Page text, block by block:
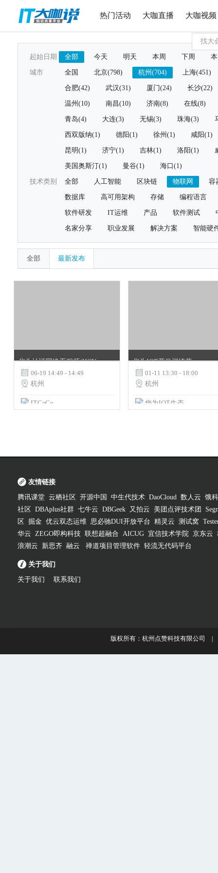
热门活动 大咖直播 大咖视频
起始日期 全部 今天 明天 本周 下周
城市 全国 北京(798) 杭州(704) 上海(451)
合肥(42) 武汉(31) 厦门(24) 长沙(22)
温州(10) 南昌(10) 济南(8) 在线(8)
青岛(4) 大连(3) 无锡(3) 珠海(3)
西双版纳(1) 德阳(1) 徐州(1) 咸阳(1)
昆明(1) 济宁(1) 吉林(1) 洛阳(1)
美国奥斯汀(1) 曼谷(1) 海口(1)
技术类别 全部 人工智能 区块链 物联网 容
数据库 高可用架构 存储 编程语言
软件研发 IT运维 产品 软件测试
名家分享 职业发展 解决方案 智能硬
全部 最新发布
华为认证网络工程师(HCNA-数通)
 06-19 14:49 - 14:49
 杭州
ITGeGe
华为IOT开发训练营
 01-11 13:30 - 18:00
 杭州
友情链接
腾讯课堂 云栖社区 开源中国 中生代技术 DaoCloud 数人云 饿
社区
DBAplus社群 七牛云 DBGeek 又拍云 美团点评技术团
区
掘金 优云双态运维 思必驰DUI开放平台 精灵云 测试窝
华云 ZEGO即构科技 联想超融合 AICUG 宜信技术学院 京东云
浪潮云
新思齐 融云 禅道项目管理软件 轻流无代码平台
关于我们
关于我们 联系我们
版权所有：杭州点赞科技有限公司